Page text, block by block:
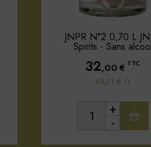
JNPR N°2 0,70 L
Spirits - Sans
32,00€ TTC
45,71 € /L
-
+